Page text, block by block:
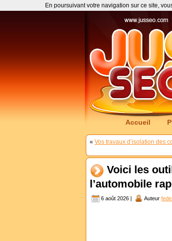
Accueil
« Vos travaux d’isolation des
Voici les
l’automobile
6 août 2026 | Auteur
En poursuivant votre navigation sur ce site,